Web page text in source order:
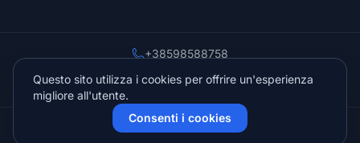
+38598588758
Planinarski put 9, Veliko Brdo, Makarska
© 2026 Vista Sol d.o.o.. Tutti i diritti riservati.
Questo sito utilizza i cookies per offrire un'esperienza
migliore all'utente.
Consenti i cookies